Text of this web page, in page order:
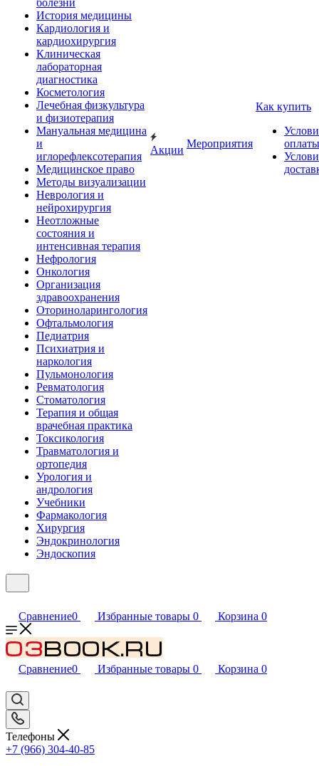
болезни
История медицины
Кардиология и
кардиохирургия
Клиническая
лабораторная
диагностика
Косметология
Лечебная физкультура
и физиотерапия
Мануальная медицина
и
иглорефлексотерапия
Медицинское право
Методы визуализации
Неврология и
нейрохирургия
Неотложные
состояния и
интенсивная терапия
Нефрология
Онкология
Организация
здравоохранения
Оториноларингология
Офтальмология
Педиатрия
Психиатрия и
наркология
Пульмонология
Ревматология
Стоматология
Терапия и общая
врачебная практика
Токсикология
Травматология и
ортопедия
Урология и
андрология
Учебники
Фармакология
Хирургия
Эндокринология
Эндоскопия
Акции
Мероприятия
Как купить
оплаты
Сравнение0 Избранные товары 0 Корзина 0
Сравнение0 Избранные товары 0 Корзина 0
Телефоны
+7 (966) 304-40-85